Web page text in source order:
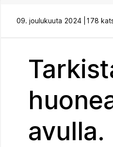
09. joulukuuta 2024 | 178
avulla.